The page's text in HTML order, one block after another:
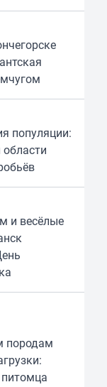
популяции:
и весёлые
породам